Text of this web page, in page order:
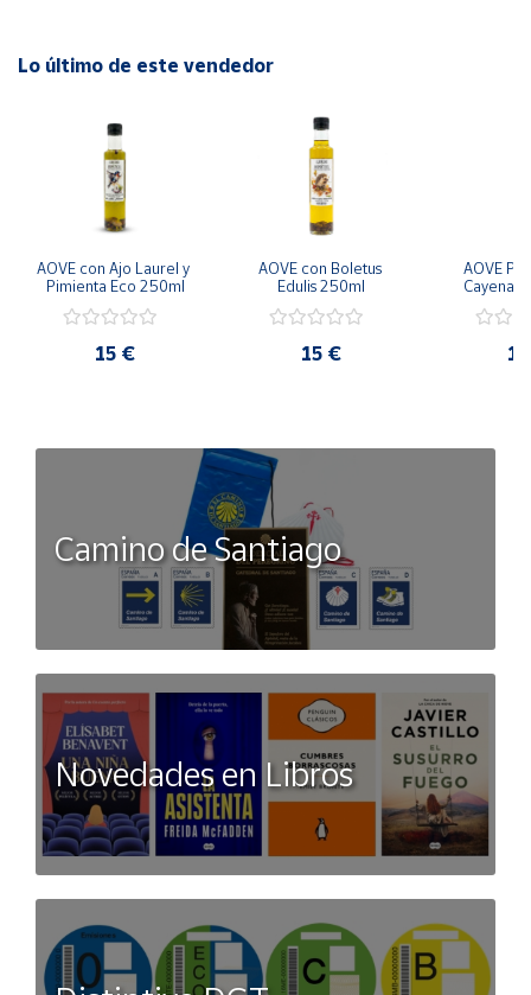
Lo último de este vendedor
AOVE con Ajo Laurel y
Pimienta Eco 250ml
15 €
AOVE con Boletus
Edulis 250ml
15 €
AOVE
Cayena
Camino de Santiago
Novedades en Libros